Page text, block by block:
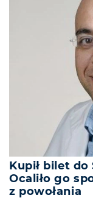
Kupił bilet
Ocaliło go
z powołania